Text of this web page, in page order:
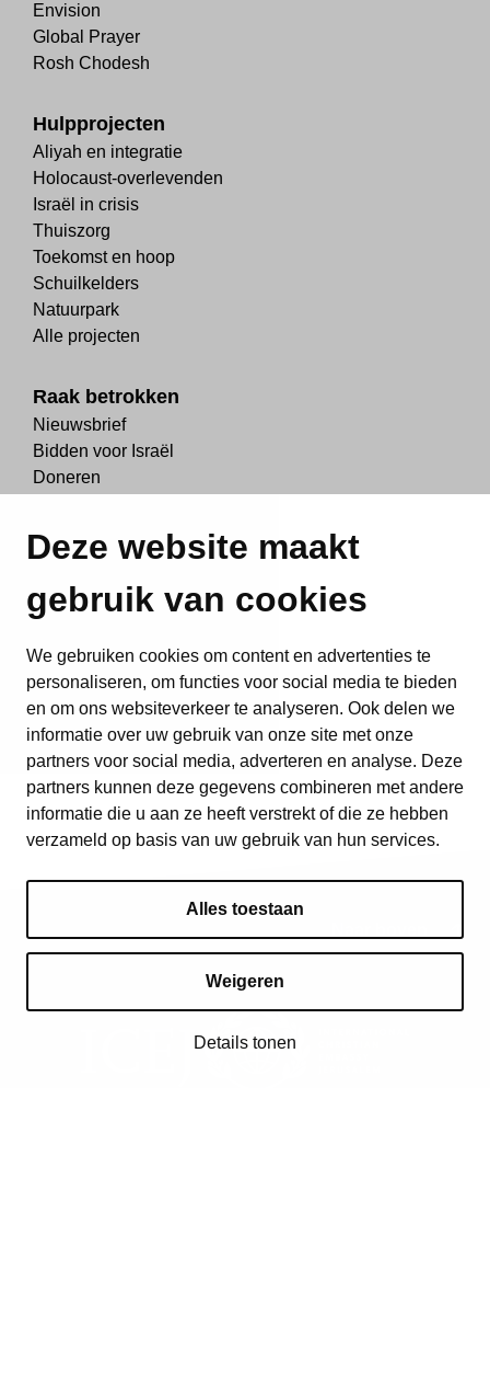
Deze website maakt
gebruik van cookies
We gebruiken cookies om content en advertenties te
personaliseren, om functies voor social media te bieden
en om ons websiteverkeer te analyseren. Ook delen we
informatie over uw gebruik van onze site met onze
partners voor social media, adverteren en analyse. Deze
partners kunnen deze gegevens combineren met andere
informatie die u aan ze heeft verstrekt of die ze hebben
verzameld op basis van uw gebruik van hun services.
Alles toestaan
Weigeren
Details tonen
Envision
Global Prayer
Rosh Chodesh
Hulpprojecten
Aliyah en integratie
Holocaust-overlevenden
Israël in crisis
Thuiszorg
Toekomst en hoop
Schuilkelders
Natuurpark
Alle projecten
Raak betrokken
Nieuwsbrief
Bidden voor Israël
Doneren
Over ons
Ons waarom
Onze missie
Hoofdkantoor in Israël
ICEJ Nederland
Privacyverklaring